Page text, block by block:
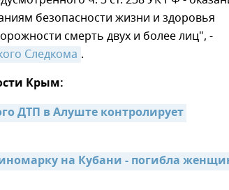
безопасности жизни и здоровья
смерть двух и более лиц", -
Следкома .
Крым:
ДТП в Алуште контролирует
на Кубани - погибла